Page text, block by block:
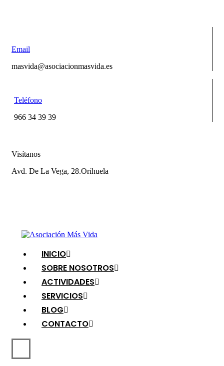
Email
masvida@asociacionmasvida.es
Teléfono
966 34 39 39
Visítanos
Avd. De La Vega, 28.Orihuela
INICIO
SOBRE NOSOTROS
ACTIVIDADES
SERVICIOS
BLOG
CONTACTO